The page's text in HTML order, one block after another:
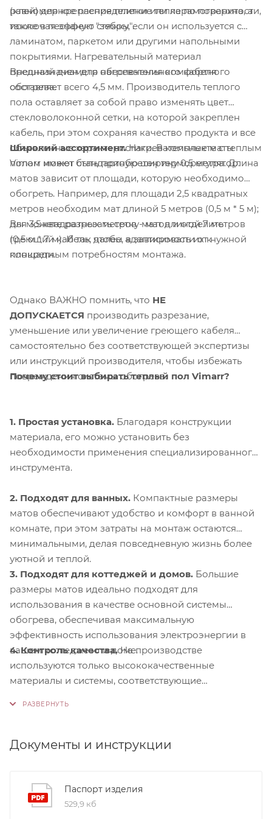
равномерное распределение тепла по поверхности,
исключая эффект "зебры".
(клей) для крепления плитки или керамогранита, а
также в песчаную стяжку, если он используется с
ламинатом, паркетом или другими напольными
покрытиями. Нагревательный материал
предназначен для обеспечения комфортного
обогрева.
Внешний диаметр нагревательного кабеля
составляет всего 4,5 мм. Производитель теплого
пола оставляет за собой право изменять цвет
стекловолоконной сетки, на которой закреплен
кабель, при этом сохраняя качество продукта и все
объявленные характеристики. В комплекте с теплым
полом может быть приобретен терморегулятор.
Широкий ассортимент.Нагревательные маты
Vimarr имеют стандартную ширину 0,5 метра. Длина
матов зависит от площади, которую необходимо
обогреть. Например, для площади 2,5 квадратных
метров необходим мат длиной 5 метров (0,5 м * 5 м);
для 3,5 квадратных метров - мат длиной 7 метров
(0,5 м * 7 м). И так далее, в зависимости от нужной
площади.
Вы можете разрезать сетку матов и отделить
греющий кабель, чтобы адаптировать их к
конкретным потребностям монтажа.
Однако ВАЖНО помнить, что НЕ
ДОПУСКАЕТСЯ производить разрезание,
уменьшение или увеличение греющего кабеля
самостоятельно без соответствующей экспертизы
или инструкций производителя, чтобы избежать
повреждения системы обогрева.
Почему стоит выбирать теплый пол Vimarr?
1. Простая установка. Благодаря конструкции
материала, его можно установить без
необходимости применения специализированного
инструмента.
2. Подходят для ванных. Компактные размеры
матов обеспечивают удобство и комфорт в ванной
комнате, при этом затраты на монтаж остаются
минимальными, делая повседневную жизнь более
уютной и теплой.
3. Подходят для коттеджей и домов. Большие
размеры матов идеально подходят для
использования в качестве основной системы
обогрева, обеспечивая максимальную
эффективность использования электроэнергии в
вашем коттедже или доме.
4. Контроль качества.На производстве
используются только высококачественные
материалы и системы, соответствующие
Документы и инструкции
Паспорт изделия
529,9 кб